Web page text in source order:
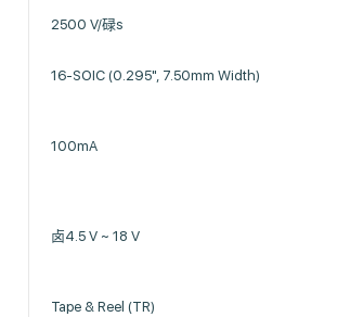
2500 V/碌s
16-SOIC (0.295", 7.50mm Width)
100mA
卤4.5 V ~ 18 V
Tape & Reel (TR)